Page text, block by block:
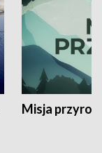
Misja